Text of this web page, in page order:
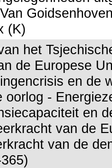
(K)
het
de Europese
en de
oorlog -
en
van de
van de